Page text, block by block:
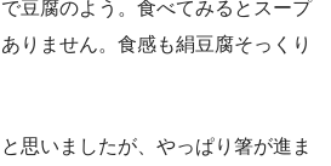
豆腐のよう。食べてみるとスープ
りません。食感も絹豆腐そっくり
思いましたが、やっぱり箸が進ま